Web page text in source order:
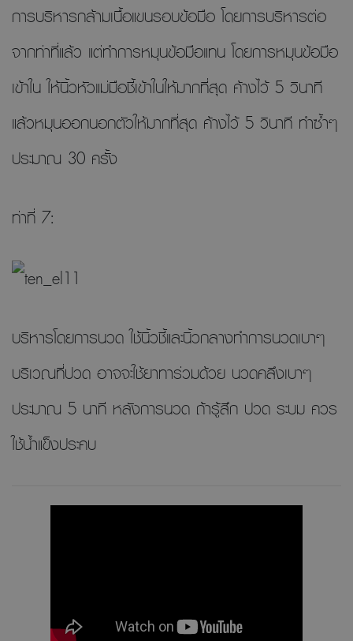
การบริหารกล้ามเนื้อแขนรอบข้อมือ โดยการบริหารต่อ
จากท่าที่แล้ว แต่ทำการหมุนข้อมือแทน โดยการหมุนข้อมือ
เข้าใน ให้นิ้วหัวแม่มือชี้เข้าในให้มากที่สุด ค้างไว้ 5 วินาที
แล้วหมุนออกนอกตัวให้มากที่สุด ค้างไว้ 5 วินาที ทำซ้ำๆ
ประมาณ 30 ครั้ง
ท่าที่ 7:
บริหารโดยการนวด ใช้นิ้วชี้และนิ้วกลางทำการนวดเบาๆ
บริเวณที่ปวด อาจจะใช้ยาทาร่วมด้วย นวดคลึงเบาๆ
ประมาณ 5 นาที หลังการนวด ถ้ารู้สึก ปวด ระบม ควร
ใช้น้ำแข็งประคบ